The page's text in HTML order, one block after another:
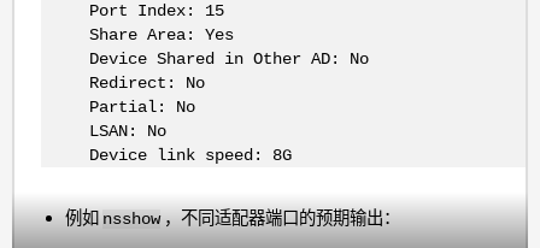
Port Index: 15
Share Area: Yes
Device Shared in Other AD: No
Redirect: No
Partial: No
LSAN: No
Device link speed: 8G
例如 nsshow，不同适配器端口的预期输出：